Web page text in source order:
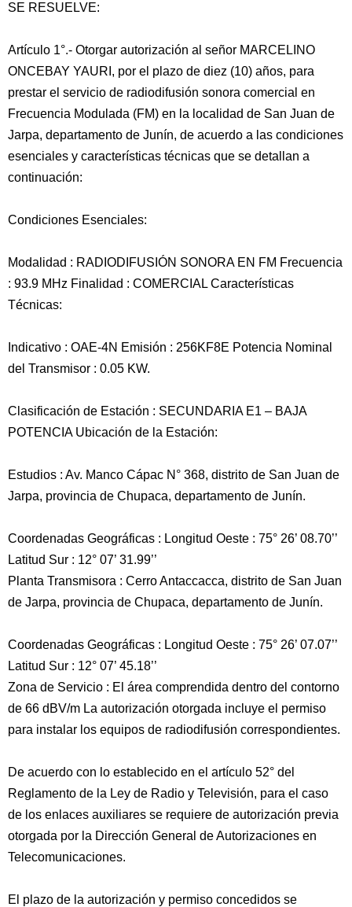
SE RESUELVE:
Artículo 1°.- Otorgar autorización al señor MARCELINO
ONCEBAY YAURI, por el plazo de diez (10) años, para
prestar el servicio de radiodifusión sonora comercial en
Frecuencia Modulada (FM) en la localidad de San Juan de
Jarpa, departamento de Junín, de acuerdo a las condiciones
esenciales y características técnicas que se detallan a
continuación:
Condiciones Esenciales:
Modalidad : RADIODIFUSIÓN SONORA EN FM Frecuencia
: 93.9 MHz Finalidad : COMERCIAL Características
Técnicas:
Indicativo : OAE-4N Emisión : 256KF8E Potencia Nominal
del Transmisor : 0.05 KW.
Clasificación de Estación : SECUNDARIA E1 – BAJA
POTENCIA Ubicación de la Estación:
Estudios : Av. Manco Cápac N° 368, distrito de San Juan de
Jarpa, provincia de Chupaca, departamento de Junín.
Coordenadas Geográficas : Longitud Oeste : 75° 26’ 08.70’’
Latitud Sur : 12° 07’ 31.99’’
Planta Transmisora : Cerro Antaccacca, distrito de San Juan
de Jarpa, provincia de Chupaca, departamento de Junín.
Coordenadas Geográficas : Longitud Oeste : 75° 26’ 07.07’’
Latitud Sur : 12° 07’ 45.18’’
Zona de Servicio : El área comprendida dentro del contorno
de 66 dBV/m La autorización otorgada incluye el permiso
para instalar los equipos de radiodifusión correspondientes.
De acuerdo con lo establecido en el artículo 52° del
Reglamento de la Ley de Radio y Televisión, para el caso
de los enlaces auxiliares se requiere de autorización previa
otorgada por la Dirección General de Autorizaciones en
Telecomunicaciones.
El plazo de la autorización y permiso concedidos se